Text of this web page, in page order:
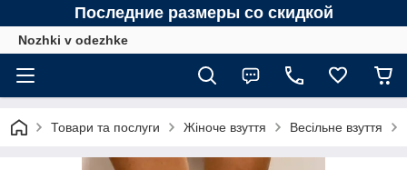
Последние размеры со скидкой
Nozhki v odezhke
Товари та послуги Жіноче взуття Весільне взуття